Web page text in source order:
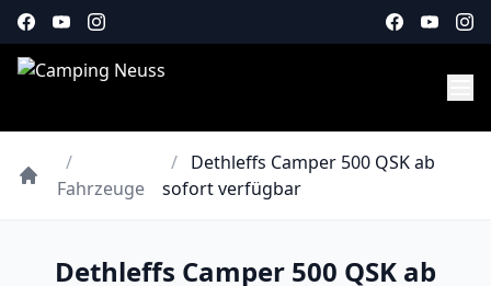
/
Fahrzeuge
/ Dethleffs Camper 500 QSK ab
sofort verfügbar
Dethleffs Camper 500 QSK ab